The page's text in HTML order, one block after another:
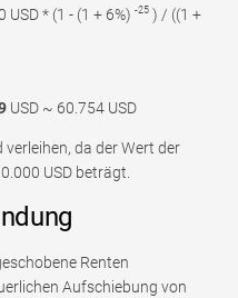
* (1 - (1 + 6%) -25 ) / ((1 +
USD ~ 60.754 USD
da der Wert der
USD beträgt.
Renten
Aufschiebung von